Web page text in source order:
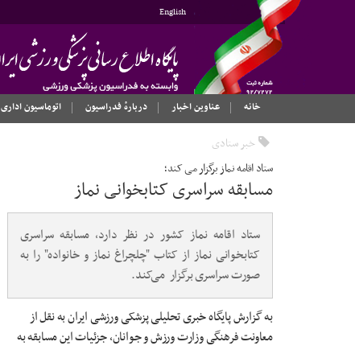
English
خانه
عناوین اخبار دربارهٔ فدراسیون اتوماسیون اداری
خبر ستادی
ستاد اقامه نماز برگزار می کند؛
مسابقه سراسری کتابخوانی نماز
ستاد اقامه نماز کشور در نظر دارد، مسابقه سراسری
کتابخوانی نماز از کتاب "چلچراغ نماز و خانواده" را به
صورت سراسری برگزار می‌کند.
به گزارش پایگاه خبری تحلیلی پزشکی ورزشی ایران به نقل از
معاونت فرهنگی وزارت ورزش و جوانان، جزئیات این مسابقه به